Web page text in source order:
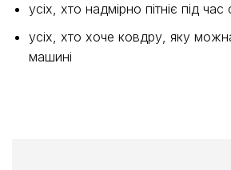
усіх, хто надмірно пітніє під час
усіх, хто хоче ковдру, яку
машині